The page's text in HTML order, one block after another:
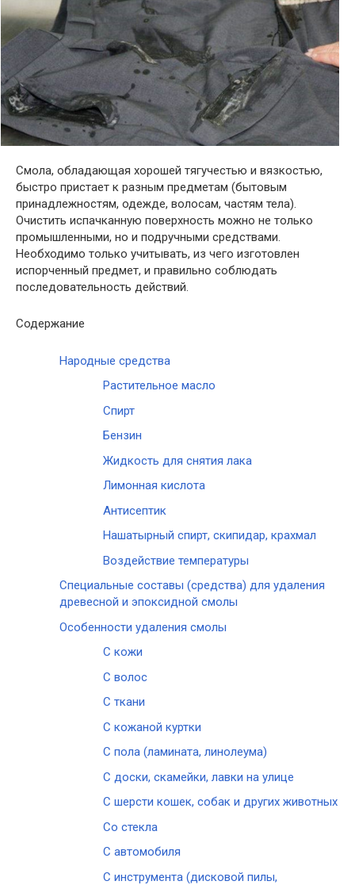
Смола, обладающая хорошей тягучестью и вязкостью,
быстро пристает к разным предметам (бытовым
принадлежностям, одежде, волосам, частям тела).
Очистить испачканную поверхность можно не только
промышленными, но и подручными средствами.
Необходимо только учитывать, из чего изготовлен
испорченный предмет, и правильно соблюдать
последовательность действий.
Содержание
Народные средства
Растительное масло
Спирт
Бензин
Жидкость для снятия лака
Лимонная кислота
Антисептик
Нашатырный спирт, скипидар, крахмал
Воздействие температуры
Специальные составы (средства) для удаления
древесной и эпоксидной смолы
Особенности удаления смолы
С кожи
С волос
С ткани
С кожаной куртки
С пола (ламината, линолеума)
С доски, скамейки, лавки на улице
С шерсти кошек, собак и других животных
Со стекла
С автомобиля
С инструмента (дисковой пилы,